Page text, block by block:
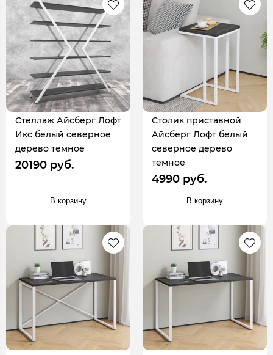
Стеллаж Айсберг Лофт
Икс белый северное
дерево темное
20190 руб.
В корзину
Столик приставной
Айсберг Лофт белый
северное дерево
темное
4990 руб.
В корзину